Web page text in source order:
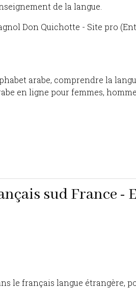
de la langue.
Don Quichotte - Site pro
arabe, comprendre la
en ligne pour femmes,
sud France -
le français langue étrangère,